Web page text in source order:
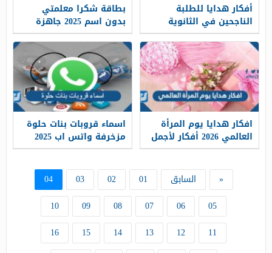
أفكار هدايا للطلبة
الناجحين في الثانوية
العامة 2026 مميزة وغير
تقليدية
بطاقة شكرا معلمتي
بدون اسم 2025 جاهزة
للطباعة
افكار هدايا يوم المرأة
العالمي 2026 أفكار لأجمل
هدايا مميزة للسيدات
اسماء قروبات بنات حلوة
مزخرفة واتس اب 2025
« السابق 01
02
03
04
05
06
07
08
09
10
11
12
13
14
15
16